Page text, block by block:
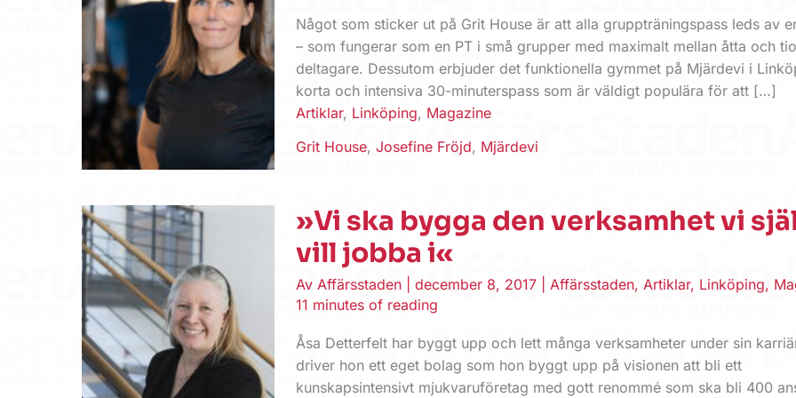
Något som sticker ut på Grit ­House är att alla grupp­träningspass leds av
– ­som ­fungerar som en PT i små ­grupper med maximalt mellan åtta och
deltagare. Dessutom erbjuder det ­funktionella gymmet på Mjärdevi i
korta och intensiva 30-minuterspass som är ­väldigt populära för att […]
Artiklar, Linköping, Magazine
Grit House,Josefine Fröjd, Mjärdevi
»Vi ska bygga den verksamhet vi
vill jobba i«
Av Affärsstaden |december 8, 2017 Affärsstaden, Artiklar, Linköping,
11 minutes of reading
Åsa Detterfelt har byggt upp och lett många verksamheter under sin
driver hon ett eget bolag som hon byggt upp på visionen att bli ett
kunskapsintensivt mjukvaruföretag med gott renommé som ska bli 400